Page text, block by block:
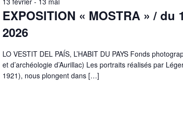
EXPOSITION « MOSTRA » / du
2026
LO VESTIT DEL PAÍS, L’HABIT DU PAYS Fonds
et d’archéologie d’Aurillac) Les portraits réalisés par
1921), nous plongent dans […]